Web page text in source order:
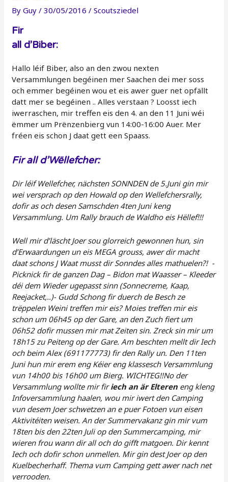
ByGuy /30/05/2016 /Scoutsziedel
Fir
all d’Biber:
Hallo léif Biber, also an den zwou nexten
Versammlungen begéinen mer Saachen dei mer soss
och emmer begéinen wou et eis awer guer net opfällt
datt mer se begéinen .. Alles verstaan ? Loosst iech
iwerraschen, mir treffen eis den 4. an den 11 Juni wéi
ëmmer um Prënzenbierg vun 14:00-16:00 Auer. Mer
fréen eis schon J daat gett een Spaass.
Fir all d’Wëllefcher:
Dir léif Wellefcher, nächsten SONNDEN de 5.Juni gin mir
wei versprach op den Howald op den Wellefchersrally,
dofir as och desen Samschden 4ten Juni keng
Versammlung. Um Rally brauch de Waldho eis Hëllef!!!
Well mir d’läscht Joer sou glorreich gewonnen hun, sin
d’Erwaardungen un eis MEGA grouss, awer dir macht
daat schons J Waat musst dir Sonndes alles mathuelen?! -
Picknick fir de ganzen Dag – Bidon mat Waasser – Kleeder
déi dem Wieder ugepasst sinn (Sonnecreme, Kaap,
Reejacket,..)- Gudd Schong fir duerch de Besch ze
trëppelen Weini treffen mir eis? Moies treffen mir eis
schon um 06h45 op der Gare, an den Zuch fiert um
06h52 dofir mussen mir mat Zeiten sin. Zreck sin mir um
18h15 zu Peiteng op der Gare. Am beschten mellt dir Iech
och beim Alex (691177773) fir den Rally un. Den 11ten
Juni hun mir erem eng Kéier eng klassesch Versammlung
vun 14h00 bis 16h00 um Bierg. WICHTEG!!No der
Versammlung wollte mir firiech an är Eltereneng kleng
Infoversammlung haalen, wou mir iwert den Camping
vun desem Joer schwetzen an e puer Fotoen vun eisen
Aktivitéiten weisen. An der Summervakanz gin mir vum
18ten bis den 22ten Juli op den Summercamping, mir
wieren frou wann dir all och do gifft matgoen. Dir kennt
Iech och dofir schon unmellen. Mir gin dest Joer op den
Kuelbecherhaff. Thema vum Camping gett awer nach net
verrooden.